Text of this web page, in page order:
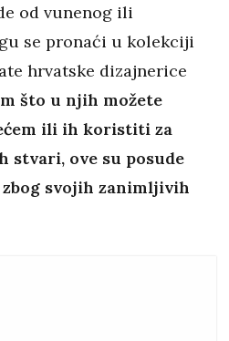
od vunenog ili
se pronaći u kolekciji
hrvatske dizajnerice
što u njih možete
ili ih koristiti za
ove su posude
svojih zanimljivih